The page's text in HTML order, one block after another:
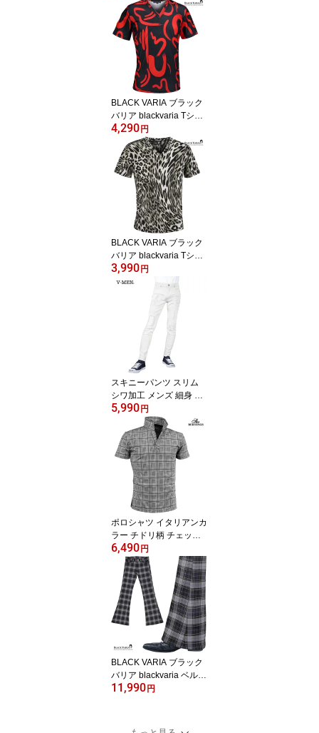
須賀ジャンパー(カーキブ
ラック黒) 253021
BLACK VARIA ブラック
バリア blackvaria Tシャ
ツ Vネック グラフィティ
アート メンズ スリム 細
身 ストレッチ 半袖 mens
(レッド赤ブラック黒) 25
2309
4,290円
BLACK VARIA ブラック
バリア blackvaria Tシャ
ツ Vネック ヒョウ柄 豹
レオパード メンズ 派手
スリム ストレッチ 半袖
mens(グレージュ茶ダー
クブラウン) 241307
3,990円
スキニーパンツ スリム
シワ加工 メンズ 細身 ス
トレッチ デニム(オフホ
ワイト白クラッシュ加工
リペア) 993390
5,990円
ポロシャツ イタリアンカ
ラー チドリ柄 チェック
柄 メンズ スキッパー 半
袖 襟ワイヤー ストレッ
チ ポロ mens ファッショ
ン(グレンチェック柄) 34
2642
6,490円
BLACK VARIA ブラック
バリア blackvaria ベルボ
トム タータンチェック
イズ ボトムス パンツ me
11,990円